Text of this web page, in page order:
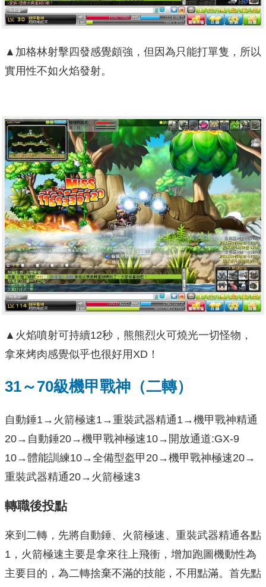
▲加格林射擊四發感覺頗強，但因為只能打單隻，所以
實用性不如火焰發射。
▲火焰噴射可持續12秒，熊熊烈火可燒光一切怪物，
拿來烤肉感覺似乎也很好用XD！
31～70級機甲戰神（二轉）
自動錘1→火箭極速1→重裝武器精通1→機甲戰神精通
20→自動錘20→機甲戰神極速10→開放通道:GX-9
10→體能訓練10→全備型盔甲20→機甲戰神極速20→
重裝武器精通20→火箭極速3
轉職後投點
來到二轉，先將自動錘、火箭極速、重裝武器精通各點
1，火箭極速主要是拿來往上飛衝，增加跑圖機動性為
主要目的，為二轉捨棄不滿的技能，不用點滿。首先點